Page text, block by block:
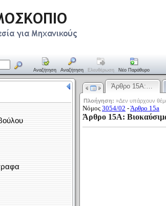
Αναζήτηση Αναζήτηση Ελευθέρωση Νέο Παράθυρο
Άρθρο 15Α:…